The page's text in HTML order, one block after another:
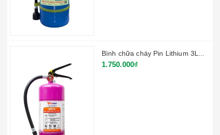
Bình chữa cháy Pin Lithium 3L...
1.750.000₫